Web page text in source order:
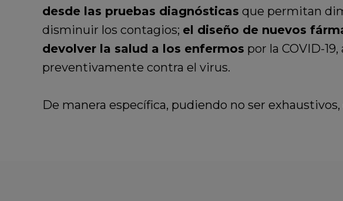
desde las pruebas diagnósticas que permitan
disminuir los contagios; el diseño de nuevos
devolver la salud a los enfermos por la COVID-
preventivamente contra el virus.
De manera específica, pudiendo no ser